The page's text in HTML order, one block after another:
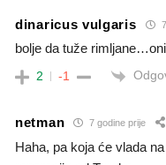
dinaricus vulgaris
bolje da tuže
2 -1
netman 7 godine prije
Haha, pa koja će vlada